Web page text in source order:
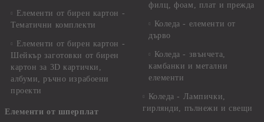
Елементи от бирен картон -
Тематични комплекти
Елементи от бирен картон -
Шейкър заготовки от бирен
картон за 3D картички,
албуми, ръчно израбоени
проекти
Елементи от шперплат
филц, фоам, плат и прежда
Коледа - елементи от
дърво
Коледа - звънчета,
камбанки и метални
елементи
Коледа - Лампички,
гирлянди, пълнежи и свещи